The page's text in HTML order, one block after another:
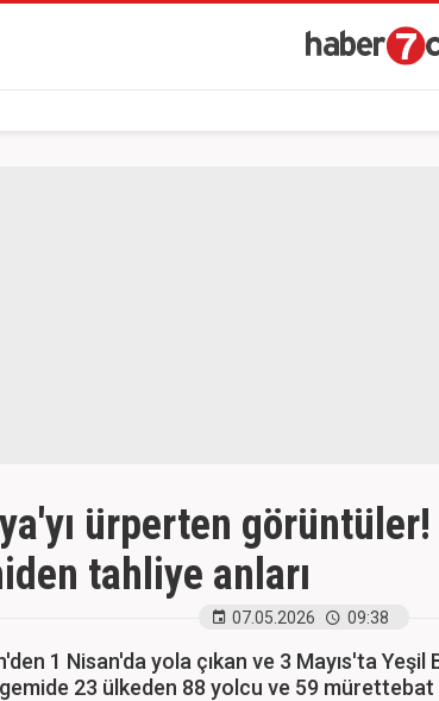
ürperten
tahliye anları
07.05.2026 09:38
1 Nisan'da yola çıkan ve 3 Mayıs'ta Yeşil
23 ülkeden 88 yolcu ve 59